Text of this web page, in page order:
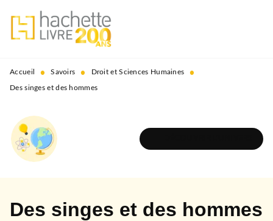
MENU RECHERCHE
PIED DE PAGE
Accueil • Savoirs • Droit et Sciences Humaines •
Des singes et des hommes
Des singes et des hommes